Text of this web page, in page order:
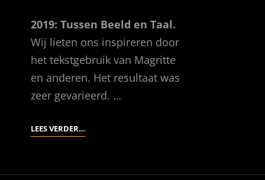
2019: Tussen Beeld en Taal.
Wij lieten ons inspireren door
het tekstgebruik van Magritte
en anderen. Het resultaat was
zeer gevarieerd. …
LEES VERDER…TUSSEN
TAAL